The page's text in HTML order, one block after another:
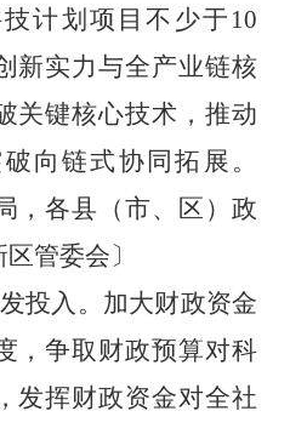
计划项目不少于10
新实力与全产业链核
关键核心技术，推动
向链式协同拓展。
，各县（市、区）政
管委会〕
投入。加大财政资金
，争取财政预算对科
发挥财政资金对全社